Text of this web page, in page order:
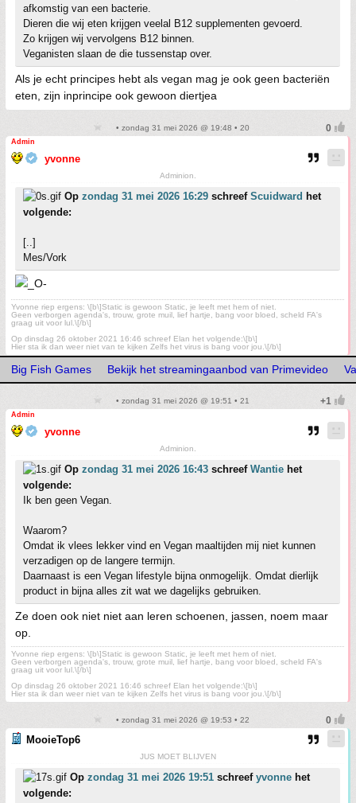
afkomstig van een bacterie.
Dieren die wij eten krijgen veelal B12 supplementen gevoerd.
Zo krijgen wij vervolgens B12 binnen.
Veganisten slaan de die tussenstap over.
Als je echt principes hebt als vegan mag je ook geen bacteriën
eten, zijn inprincipe ook gewoon diertjea
• zondag 31 mei 2026 @ 19:48 • 20
Admin
yvonne
Adminion.
Op zondag 31 mei 2026 16:29 schreef Scuidward het
volgende:
[..]
Mes/Vork
Yvonne riep ergens: \[b\]Static is gewoon Static, je leeft met hem of niet.
Geen verborgen agenda's, trouw, grote muil, lief hartje, bang voor bloed, scheld FA's
graag uit voor lul.\[/b\]
Op dinsdag 26 oktober 2021 16:46 schreef Elan het volgende:\[b\]
Hier sta ik dan weer niet van te kijken Zelfs het virus is bang voor jou.\[/b\]
Big Fish Games Bekijk het streamingaanbod van Primevideo
• zondag 31 mei 2026 @ 19:51 • 21
Admin
yvonne
Adminion.
Op zondag 31 mei 2026 16:43 schreef Wantie het
volgende:
Ik ben geen Vegan.
Waarom?
Omdat ik vlees lekker vind en Vegan maaltijden mij niet kunnen
verzadigen op de langere termijn.
Daarnaast is een Vegan lifestyle bijna onmogelijk. Omdat dierlijk
product in bijna alles zit wat we dagelijks gebruiken.
Ze doen ook niet niet aan leren schoenen, jassen, noem maar
op.
Yvonne riep ergens: \[b\]Static is gewoon Static, je leeft met hem of niet.
Geen verborgen agenda's, trouw, grote muil, lief hartje, bang voor bloed, scheld FA's
graag uit voor lul.\[/b\]
Op dinsdag 26 oktober 2021 16:46 schreef Elan het volgende:\[b\]
Hier sta ik dan weer niet van te kijken Zelfs het virus is bang voor jou.\[/b\]
• zondag 31 mei 2026 @ 19:53 • 22
MooieTop6
JUS MOET BLIJVEN
Op zondag 31 mei 2026 19:51 schreef yvonne het
volgende: